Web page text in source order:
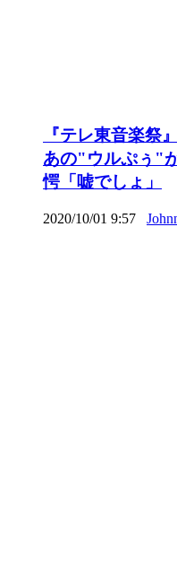
『テレ東音楽祭
あの"ウルぷぅ"
愕「嘘でしょ」
2020/10/01 9:57